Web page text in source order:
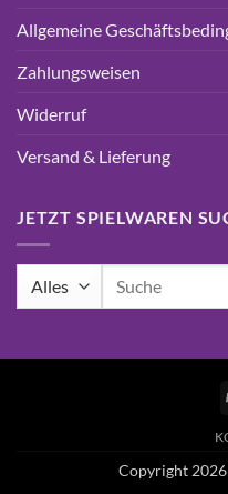
Allgemeine
Zahlungsweisen
Widerruf
Versand & Lieferung
JETZT SPIELWAREN
Copyright